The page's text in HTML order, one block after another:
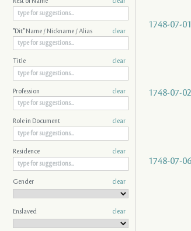
1748-07-
1748-07-
1748-07-
Rest of Name clear
"Dit" Name / Nickname / Alias clear
Title clear
Profession clear
Role in Document clear
Residence clear
Gender clear
Enslaved clear